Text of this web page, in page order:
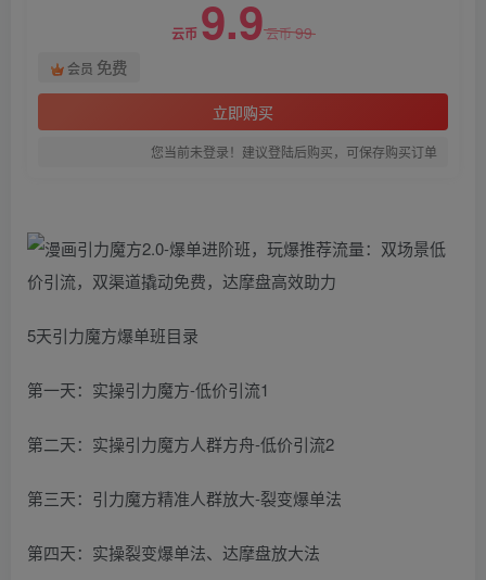
云币 9.9云币99
会员 免费
立即购买
您当前未登录！建议登陆后购买，可保存购买订单
5天引力魔方爆单班目录
第一天：实操引力魔方-低价引流1
第二天：实操引力魔方人群方舟-低价引流2
第三天：引力魔方精准人群放大-裂变爆单法
第四天：实操裂变爆单法、达摩盘放大法